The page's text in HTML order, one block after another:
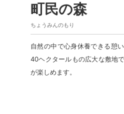
町民の森
ちょうみんのもり
自然の中で心身休養できる憩
40ヘクタールもの広大な敷地
が楽しめます。